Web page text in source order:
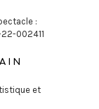
:
002411
et